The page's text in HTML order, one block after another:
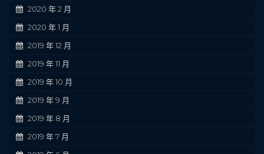
2020 年 2 月
2020 年 1 月
2019 年 12 月
2019 年 11 月
2019 年 10 月
2019 年 9 月
2019 年 8 月
2019 年 7 月